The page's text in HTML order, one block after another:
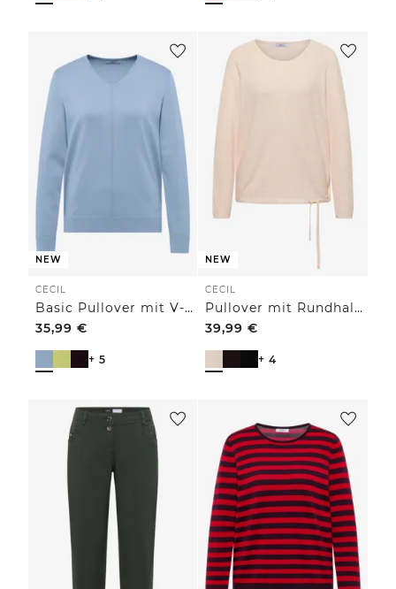
NEW
CECIL
Basic Pullover mit V-Neck in Unifarbe
35,99 €
+ 5
NEW
CECIL
Pullover mit Rundhals und Struktur
39,99€
+ 4